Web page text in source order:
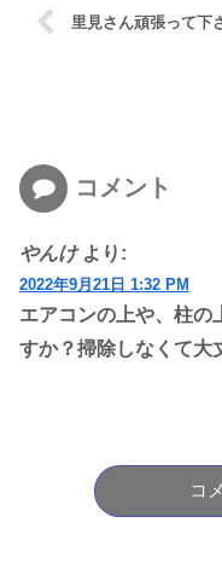
里見さん頑張って下
コメント
やんけ より:
2022年9月21日 1:32 PM
エアコンの上や、柱の
すか？掃除しなくて大
コ